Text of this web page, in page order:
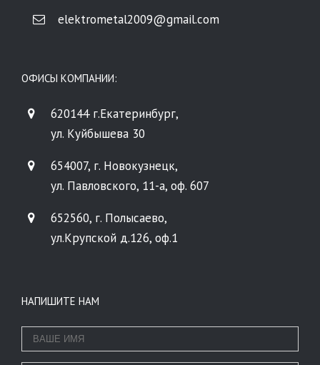
elektrometal2009@gmail.com
ОФИСЫ КОМПАНИИ:
620144 г.Екатеринбург,
ул. Куйбышева 30
654007, г. Новокузнецк,
ул. Павловского, 11-а, оф. 607
652560, г. Полысаево,
ул.Крупской д.126, оф.1
НАПИШИТЕ НАМ